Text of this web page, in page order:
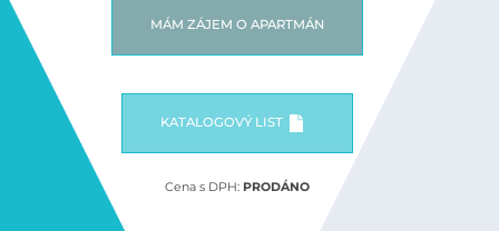
MÁM ZÁJEM O APARTMÁN
KATALOGOVÝ LIST
Cena s DPH: PRODÁNO